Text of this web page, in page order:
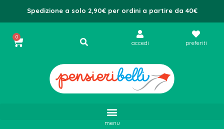
Spedizione a solo 2,90€ per ordini a partire da 40€
0
accedi preferiti
menu